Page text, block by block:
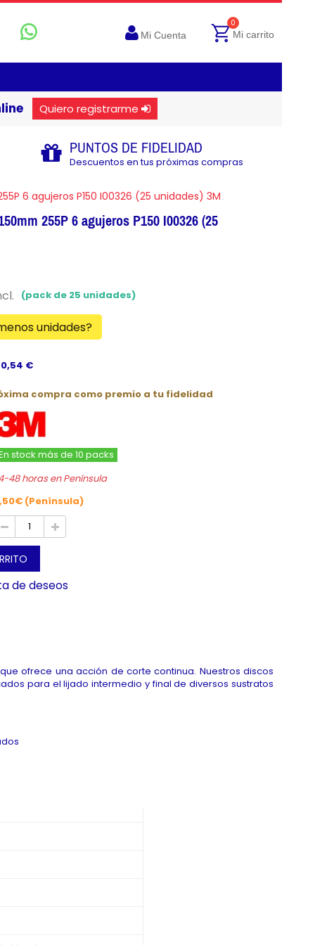
Mi Cuenta
0
Mi carrito
Quiero registrarme
PUNTOS DE FIDELIDAD
Descuentos en tus próximas compras
6 agujeros P150 I00326 (25 unidades) 3M
255P 6 agujeros P150 I00326 (25
(pack de 25 unidades)
unidades?
€
compra como premio a tu fidelidad
stock más de 10 packs
48 horas en Península
(Península)
de deseos
ofrece una acción de corte continua. Nuestros discos
para el lijado intermedio y final de diversos sustratos